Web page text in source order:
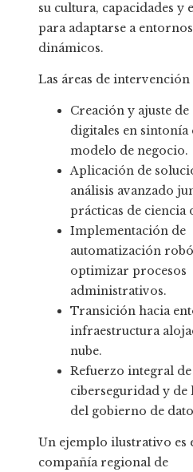
su cultura, capacidades y
para adaptarse a
dinámicos.
Las áreas de
Creación y ajuste de
digitales en sintonía
modelo de negocio.
Aplicación de
análisis avanzado
prácticas de ciencia
Implementación de
automatización
optimizar procesos
administrativos.
Transición hacia
infraestructura
nube.
Refuerzo integral
ciberseguridad y de
del gobierno de
Un ejemplo ilustrativo es
compañía regional de